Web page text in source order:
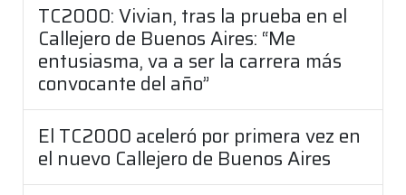
TC2000: Vivian, tras la prueba en el
Callejero de Buenos Aires: “Me
entusiasma, va a ser la carrera más
convocante del año”
El TC2000 aceleró por primera vez en
el nuevo Callejero de Buenos Aires